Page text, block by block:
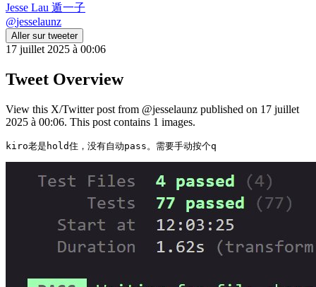
Jesse Lau 遁一子
@jesselaunz
Aller sur tweeter
17 juillet 2025 à 00:06
Tweet Overview
View this X/Twitter post from @jesselaunz published on 17 juillet
2025 à 00:06. This post contains 1 images.
kiro老是hold住，没有自动pass。需要手动按个q